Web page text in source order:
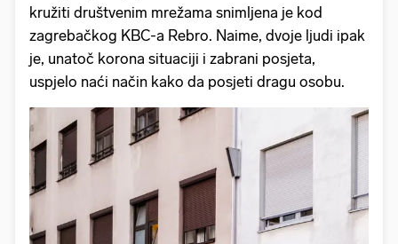
kružiti društvenim mrežama snimljena je kod
zagrebačkog KBC-a Rebro. Naime, dvoje ljudi ipak
je, unatoč korona situaciji i zabrani posjeta,
uspjelo naći način kako da posjeti dragu osobu.